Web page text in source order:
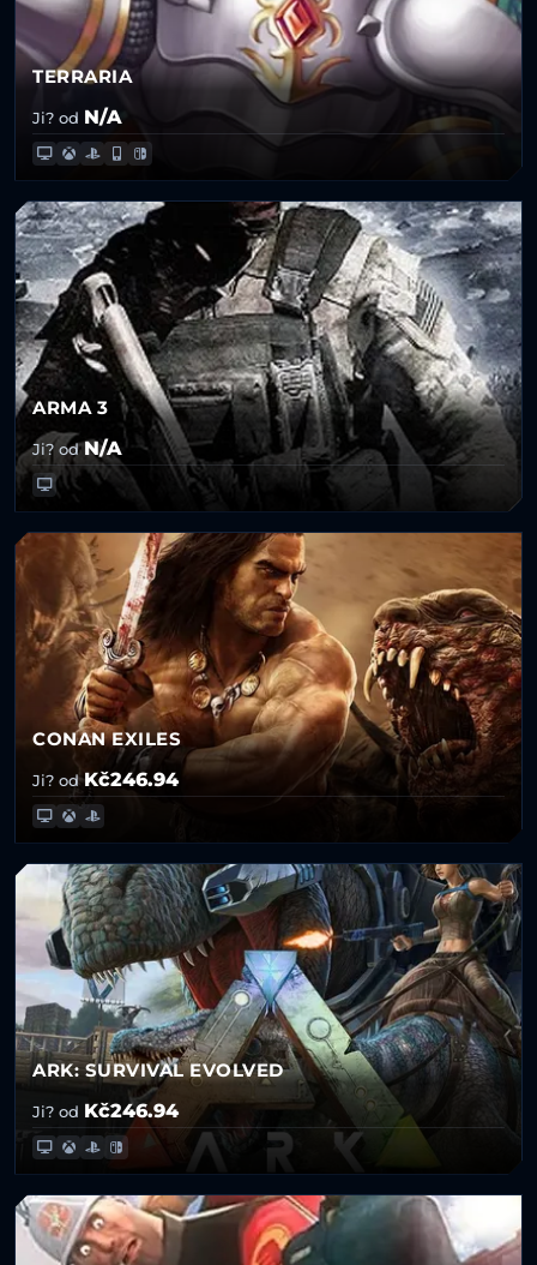
TERRARIA
Ji? od N/A
ARMA 3
Ji? odN/A
CONAN EXILES
Ji? odKč246.94
ARK: SURVIVAL EVOLVED
Ji? od Kč246.94